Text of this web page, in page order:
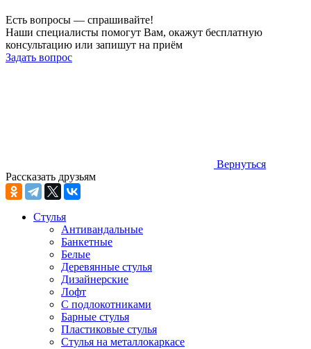
Есть вопросы — спрашивайте!
Наши специалисты помогут Вам, окажут бесплатную
консультацию или запишут на приём
Задать вопрос
Вернуться
Рассказать друзьям
Стулья
Антивандальные
Банкетные
Белые
Деревянные стулья
Дизайнерские
Лофт
С подлокотниками
Барные стулья
Пластиковые стулья
Стулья на металлокаркасе